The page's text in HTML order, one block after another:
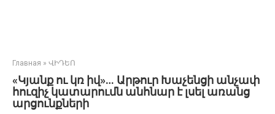
Главная » ՎԻԴԵՈ
«Կյանք ու կռ իվ»… Արթուր Խաչենցի անչափ
հուզիչ կատարումն անհնար է լսել առանց
արցունքների